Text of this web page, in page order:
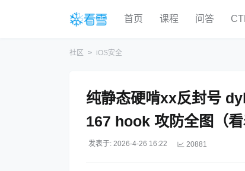
首页 课程 问答
社区 iOS安全
纯静态硬啃xx反封号
167 hook 攻防全图（
发表于: 2026-4-26 16:22 20881